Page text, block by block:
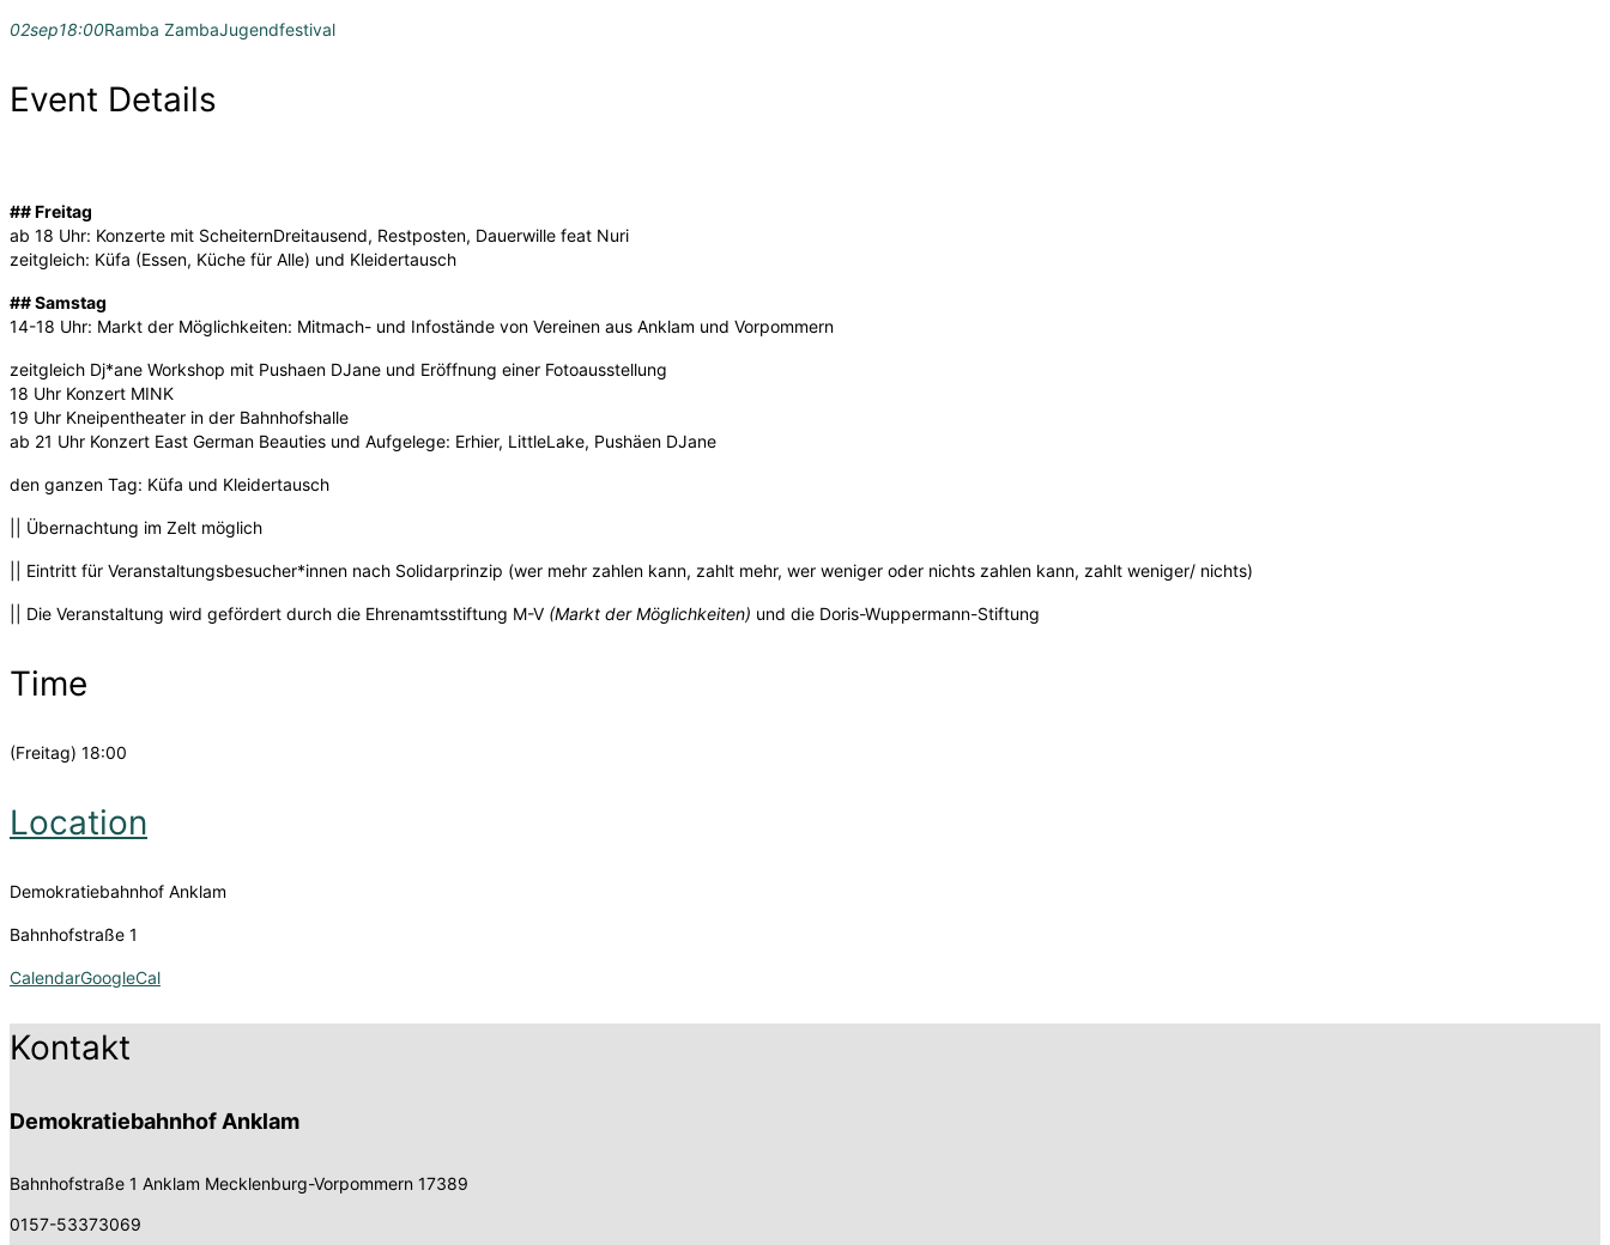
02sep18:00Ramba ZambaJugendfestival
Event Details
## Freitag
ab 18 Uhr: Konzerte mit ScheiternDreitausend, Restposten, Dauerwille feat Nuri
zeitgleich: Küfa (Essen, Küche für Alle) und Kleidertausch
## Samstag
14-18 Uhr: Markt der Möglichkeiten: Mitmach- und Infostände von Vereinen aus Anklam und Vorpommern
zeitgleich Dj*ane Workshop mit Pushaen DJane und Eröffnung einer Fotoausstellung
18 Uhr Konzert MINK
19 Uhr Kneipentheater in der Bahnhofshalle
ab 21 Uhr Konzert East German Beauties und Aufgelege: Erhier, LittleLake, Pushäen DJane
den ganzen Tag: Küfa und Kleidertausch
|| Übernachtung im Zelt möglich
|| Eintritt für Veranstaltungsbesucher*innen nach Solidarprinzip (wer mehr zahlen kann, zahlt mehr, wer weniger oder nichts zahlen kann, zahlt weniger/ nichts)
|| Die Veranstaltung wird gefördert durch die Ehrenamtsstiftung M-V (Markt der Möglichkeiten) und die Doris-Wuppermann-Stiftung
Time
(Freitag) 18:00
Location
Demokratiebahnhof Anklam
Bahnhofstraße 1
CalendarGoogleCal
Kontakt
Demokratiebahnhof Anklam
Bahnhofstraße 1 Anklam Mecklenburg-Vorpommern 17389
0157-53373069